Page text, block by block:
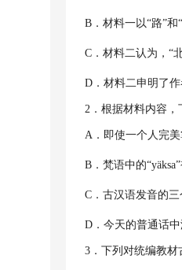
B．材料一以“路”
C．材料二认为，“
D．材料二申明了
2．根据材料内容
A．即使一个人完
B．梵语中的
C．古汉语发音的
D．今天的普通话
3．下列对统编教